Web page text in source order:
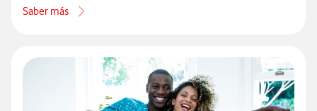
Saber más
acerca de Cómo contactar con atención al cliente de Vodafone